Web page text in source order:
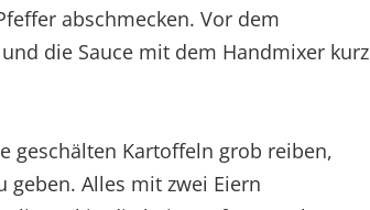
abschmecken. Vor dem
die Sauce mit dem Handmixer kurz
geschälten Kartoffeln grob reiben,
geben. Alles mit zwei Eiern